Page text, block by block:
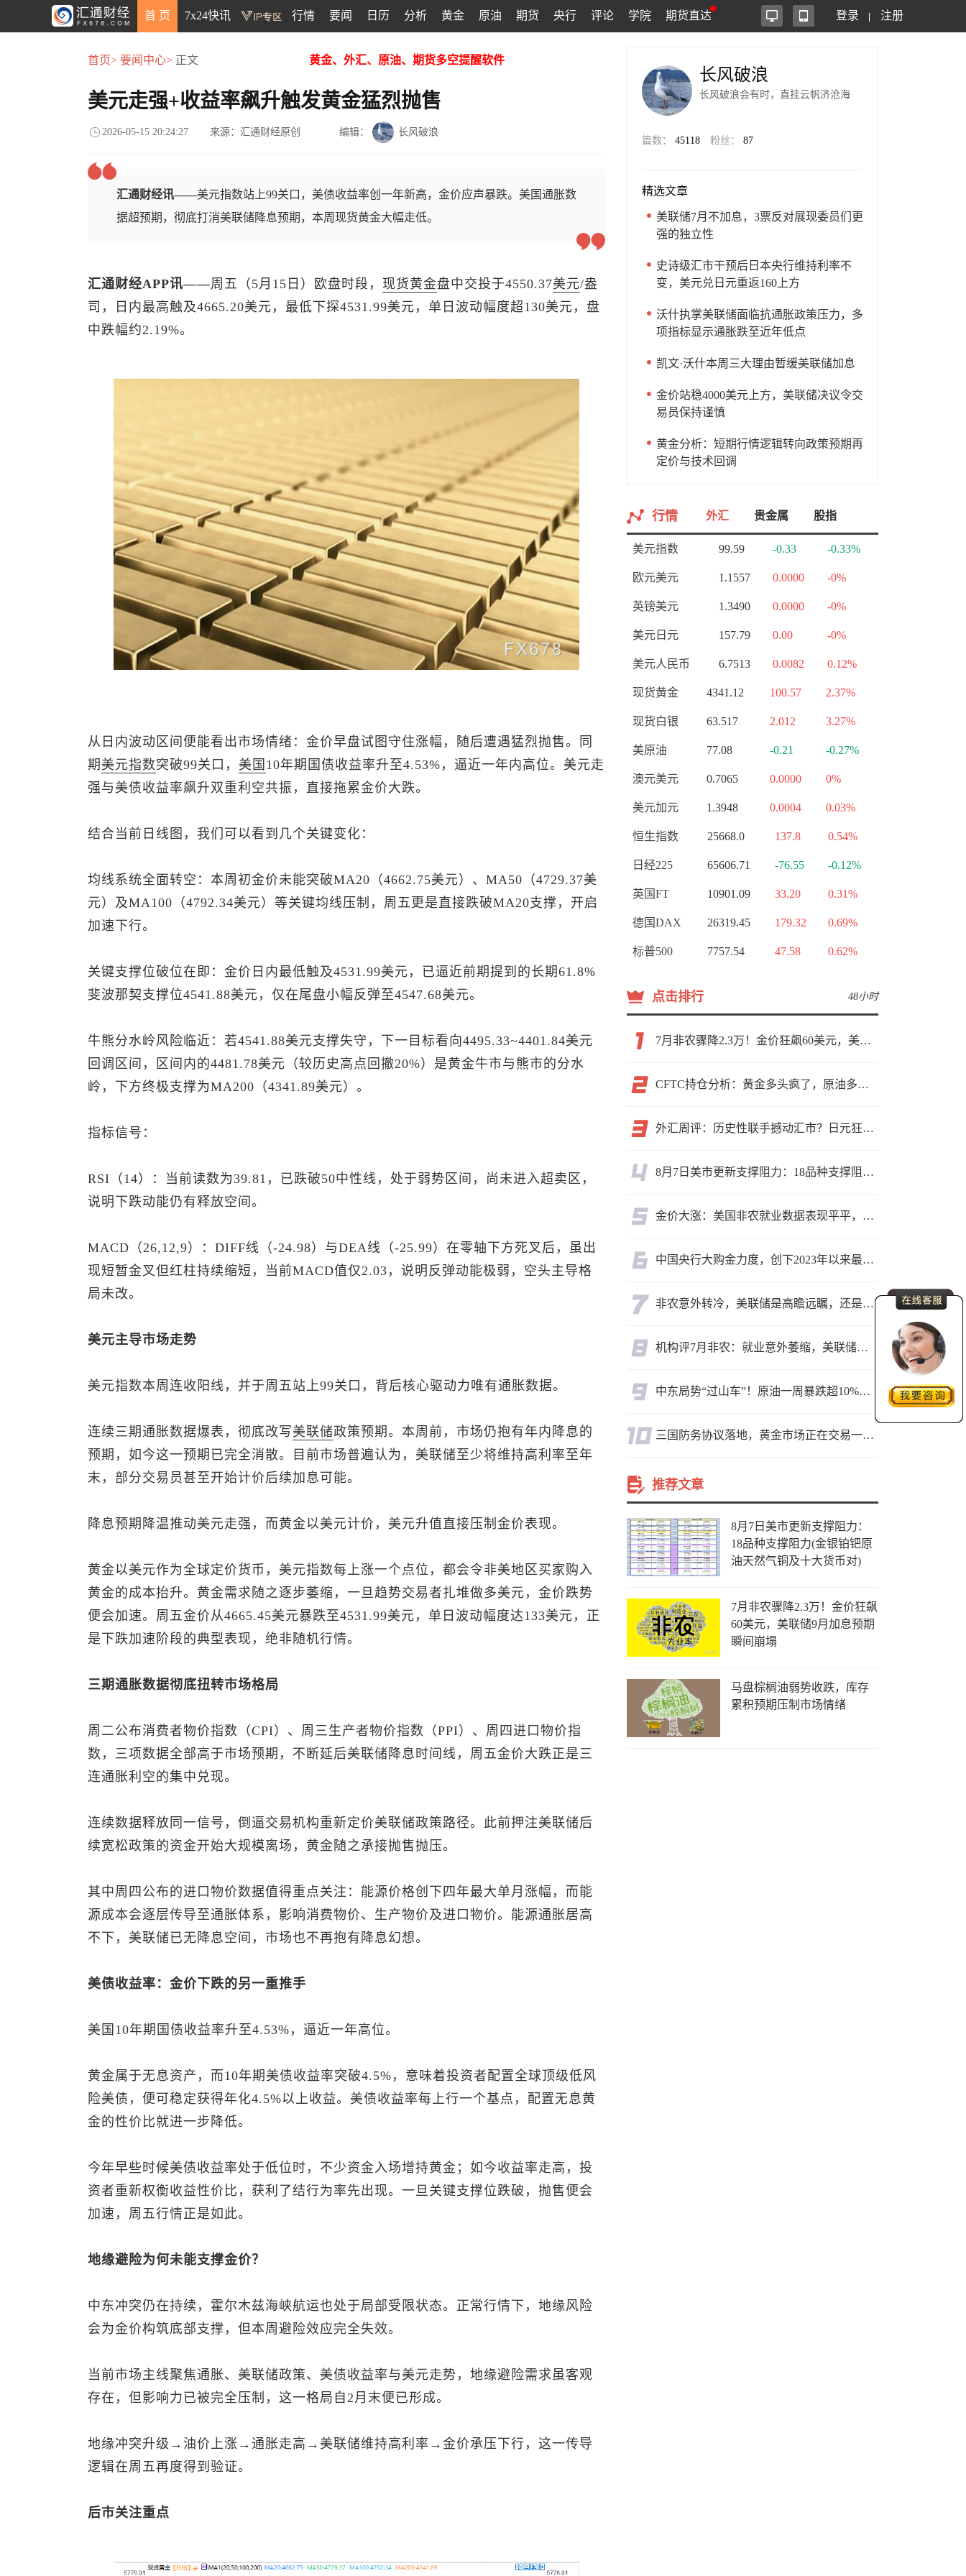
首 页 7x24快讯 行情 要闻 日历 分析 黄金 原油 期货 央行 评论 学院 期货直达 登录 注册
首页> 要闻中心> 正文 黄金、外汇、原油、期货多空提醒软件
美元走强+收益率飙升触发黄金猛烈抛售
2026-05-15 20:24:27 来源：汇通财经原创 编辑： 长风破浪
汇通财经讯——美元指数站上99关口，美债收益率创一年新高，金价应声暴跌。美国通胀数
据超预期，彻底打消美联储降息预期，本周现货黄金大幅走低。
汇通财经APP讯——周五（5月15日）欧盘时段， 现货黄金盘中交投于4550.37美元/盎
司，日内最高触及4665.20美元，最低下探4531.99美元，单日波动幅度超130美元，盘
中跌幅约2.19%。
从日内波动区间便能看出市场情绪：金价早盘试图守住涨幅，随后遭遇猛烈抛售。同
期 美元指数突破99关口， 美国 10年期国债收益率升至4.53%，逼近一年内高位。美元走
强与美债收益率飙升双重利空共振，直接拖累金价大跌。
结合当前日线图，我们可以看到几个关键变化：
均线系统全面转空：本周初金价未能突破MA20（4662.75美元）、MA50（4729.37美
元）及MA100（4792.34美元）等关键均线压制，周五更是直接跌破MA20支撑，开启
加速下行。
关键支撑位破位在即：金价日内最低触及4531.99美元，已逼近前期提到的长期61.8%
斐波那契支撑位4541.88美元，仅在尾盘小幅反弹至4547.68美元。
牛熊分水岭风险临近：若4541.88美元支撑失守，下一目标看向4495.33~4401.84美元
回调区间，区间内的4481.78美元（较历史高点回撤20%）是黄金牛市与熊市的分水
岭，下方终极支撑为MA200（4341.89美元）。
指标信号：
RSI（14）：当前读数为39.81，已跌破50中性线，处于弱势区间，尚未进入超卖区，
说明下跌动能仍有释放空间。
MACD（26,12,9）：DIFF线（-24.98）与DEA线（-25.99）在零轴下方死叉后，虽出
现短暂金叉但红柱持续缩短，当前MACD值仅2.03，说明反弹动能极弱，空头主导格
局未改。
美元主导市场走势
美元指数本周连收阳线，并于周五站上99关口，背后核心驱动力唯有通胀数据。
连续三期通胀数据爆表，彻底改写美联储政策预期。本周前，市场仍抱有年内降息的
预期，如今这一预期已完全消散。目前市场普遍认为，美联储至少将维持高利率至年
末，部分交易员甚至开始计价后续加息可能。
降息预期降温推动美元走强，而黄金以美元计价，美元升值直接压制金价表现。
黄金以美元作为全球定价货币， 美元指数每上涨一个点位，都会令非美地区买家购入
黄金的成本抬升。黄金需求随之逐步萎缩，一旦趋势交易者扎堆做多美元，金价跌势
便会加速。周五金价从4665.45美元暴跌至4531.99美元，单日波动幅度达133美元，正
是下跌加速阶段的典型表现，绝非随机行情。
三期通胀数据彻底扭转市场格局
周二公布消费者物价指数（CPI）、周三生产者物价指数（PPI）、周四进口物价指
数，三项数据全部高于市场预期，不断延后美联储降息时间线，周五金价大跌正是三
连通胀利空的集中兑现。
连续数据释放同一信号，倒逼交易机构重新定价美联储政策路径。此前押注美联储后
续宽松政策的资金开始大规模离场，黄金随之承接抛售抛压。
其中周四公布的进口物价数据值得重点关注：能源价格创下四年最大单月涨幅，而能
源成本会逐层传导至通胀体系，影响消费物价、生产物价及进口物价。能源通胀居高
不下，美联储已无降息空间，市场也不再抱有降息幻想。
美债收益率：金价下跌的另一重推手
美国10年期国债收益率升至4.53%，逼近一年高位。
黄金属于无息资产，而10年期美债收益率突破4.5%，意味着投资者配置全球顶级低风
险美债，便可稳定获得年化4.5%以上收益。美债收益率每上行一个基点，配置无息黄
金的性价比就进一步降低。
今年早些时候美债收益率处于低位时，不少资金入场增持黄金；如今收益率走高，投
资者重新权衡收益性价比，获利了结行为率先出现。一旦关键支撑位跌破，抛售便会
加速，周五行情正是如此。
地缘避险为何未能支撑金价？
中东冲突仍在持续，霍尔木兹海峡航运也处于局部受限状态。正常行情下，地缘风险
会为金价构筑底部支撑，但本周避险效应完全失效。
当前市场主线聚焦通胀、美联储政策、美债收益率与美元走势，地缘避险需求虽客观
存在，但影响力已被完全压制，这一格局自2月末便已形成。
地缘冲突升级→油价上涨→通胀走高→美联储维持高利率→金价承压下行，这一传导
逻辑在周五再度得到验证。
后市关注重点
长风破浪
长风破浪会有时，直挂云帆济沧海
篇数： 45118 粉丝： 87
精选文章
美联储7月不加息，3票反对展现委员们更
强的独立性
史诗级汇市干预后日本央行维持利率不
变，美元兑日元重返160上方
沃什执掌美联储面临抗通胀政策压力，多
项指标显示通胀跌至近年低点
凯文·沃什本周三大理由暂缓美联储加息
金价站稳4000美元上方，美联储决议令交
易员保持谨慎
黄金分析：短期行情逻辑转向政策预期再
定价与技术回调
行情 外汇 贵金属 股指
美元指数 99.59 -0.33 -0.33%
欧元美元 1.1557 0.0000 -0%
英镑美元 1.3490 0.0000 -0%
美元日元 157.79 0.00 -0%
美元人民币 6.7513 0.0082 0.12%
现货黄金 4341.12 100.57 2.37%
现货白银 63.517 2.012 3.27%
美原油 77.08 -0.21 -0.27%
澳元美元 0.7065 0.0000 0%
美元加元 1.3948 0.0004 0.03%
恒生指数 25668.0 137.8 0.54%
日经225 65606.71 -76.55 -0.12%
英国FT 10901.09 33.20 0.31%
德国DAX 26319.45 179.32 0.69%
标普500 7757.54 47.58 0.62%
点击排行 48小时
7月非农骤降2.3万！金价狂飙60美元，美联储9月加息预期瞬间崩塌
CFTC持仓分析：黄金多头疯了，原油多头跑了，日元空头投降了！
外汇周评：历史性联手撼动汇市？日元狂飙后回调，非农意外爆冷，美元刷新七周低点
8月7日美市更新支撑阻力：18品种支撑阻力(金银铂钯原油天然气铜及十大货币对)
金价大涨：美国非农就业数据表现平平，美联储加息预期遭重创
中国央行大购金力度，创下2023年以来最大月度购金规模
非农意外转冷，美联储是高瞻远瞩，还是政治默契？
机构评7月非农：就业意外萎缩，美联储迎政策难题
中东局势“过山车”！原油一周暴跌超10%，霍尔木兹海峡谈判成最大变数
三国防务协议落地，黄金市场正在交易一个更大的变量？
推荐文章
8月7日美市更新支撑阻力：
18品种支撑阻力(金银铂钯原
油天然气铜及十大货币对)
7月非农骤降2.3万！金价狂飙
60美元，美联储9月加息预期
瞬间崩塌
马盘棕榈油弱势收跌，库存
累积预期压制市场情绪